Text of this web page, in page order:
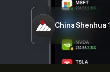
China Shenhua